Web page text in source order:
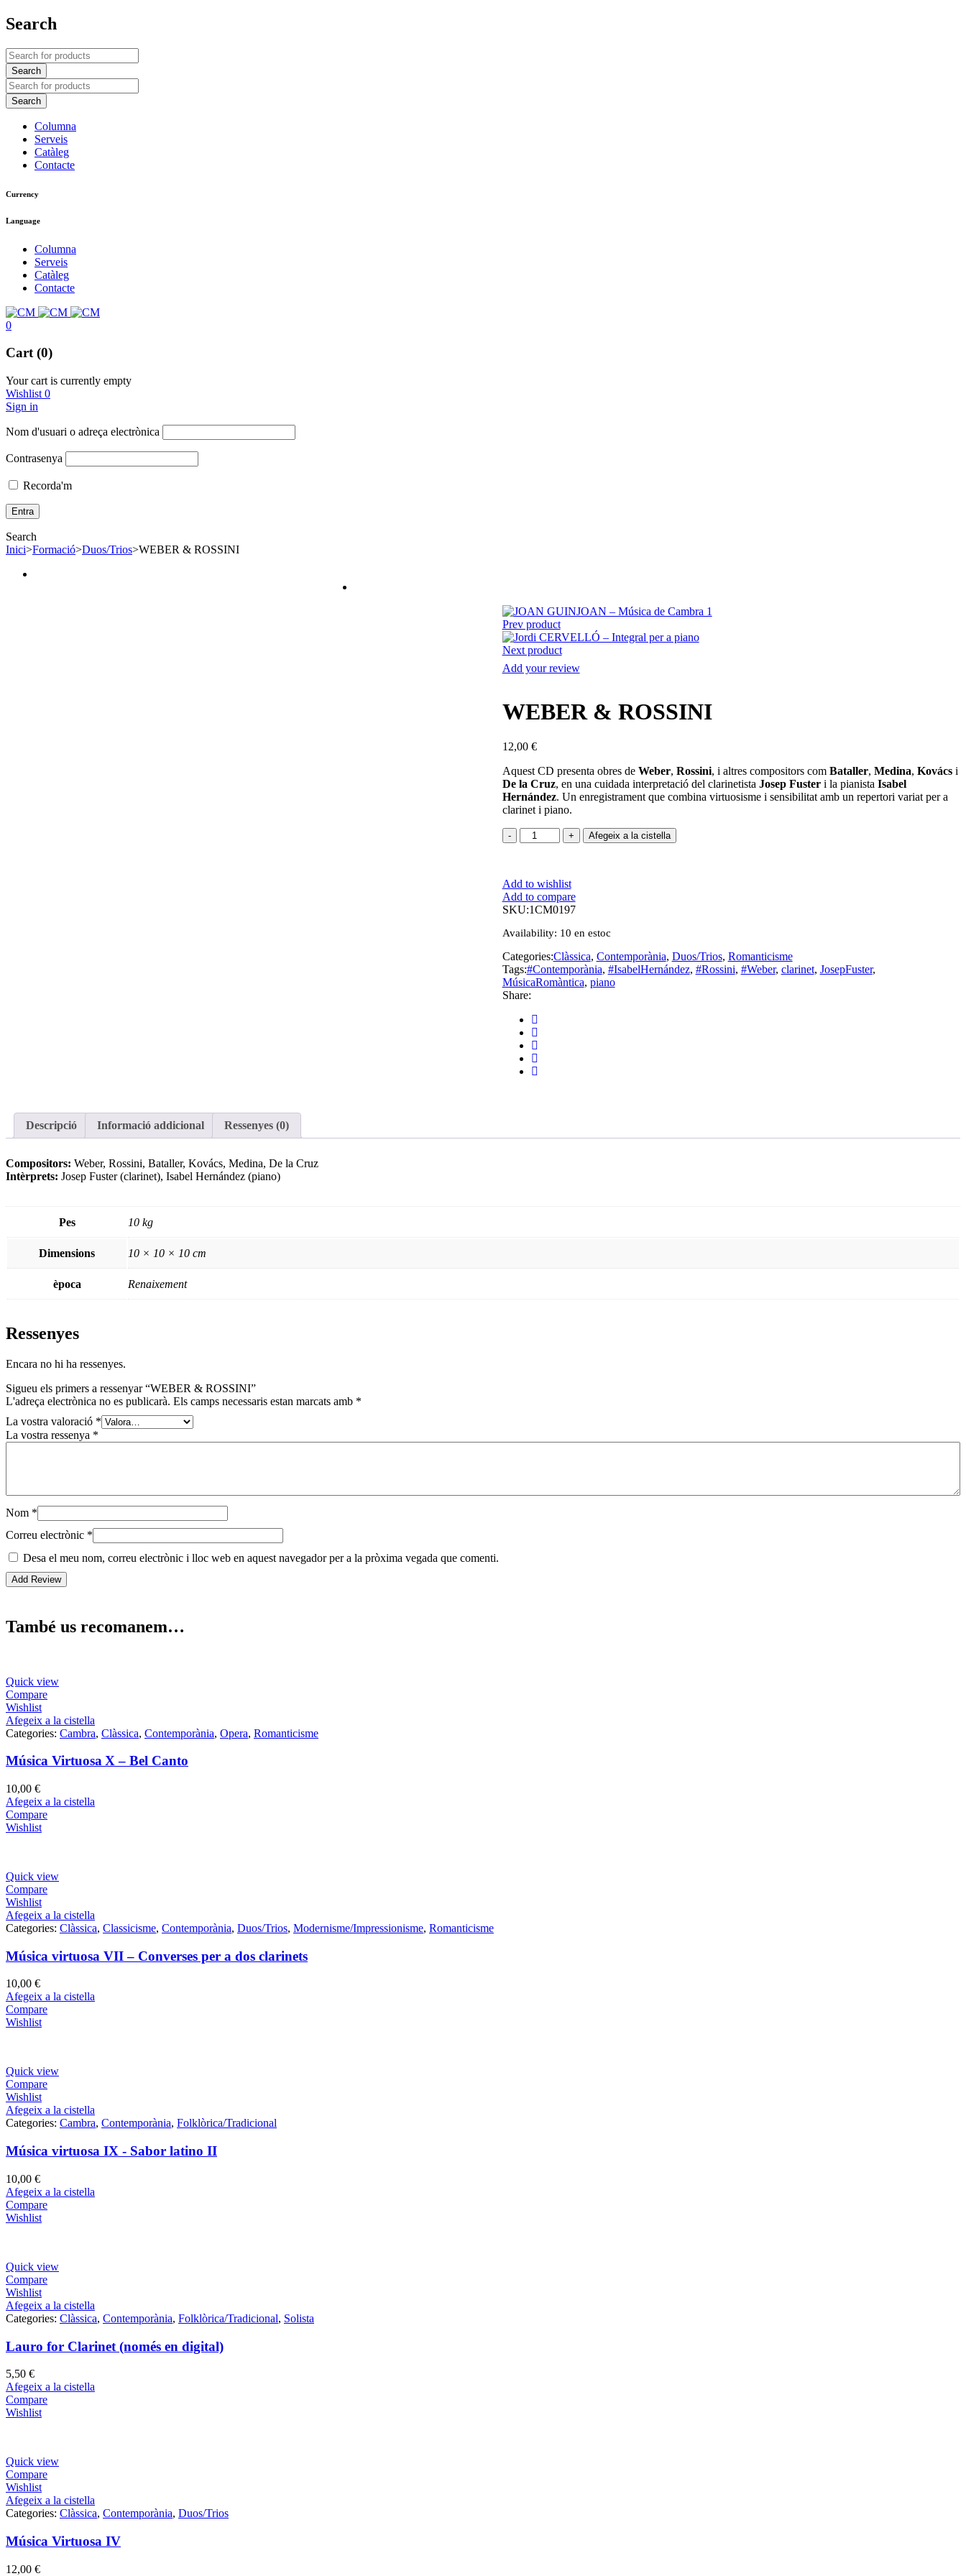
Search
Columna
Serveis
Catàleg
Contacte
Currency
Language
Columna
Serveis
Catàleg
Contacte
0
Cart (0)
Your cart is currently empty
Wishlist 0
Sign in
Nom d'usuari o adreça electrònica
Contrasenya
Recorda'm
Search
Inici>Formació>Duos/Trios>WEBER & ROSSINI
Prev product
Next product
Add your review
WEBER & ROSSINI
12,00 €
Aquest CD presenta obres de Weber, Rossini, i altres compositors com Bataller, Medina, Kovácsi
De la Cruz, en una cuidada interpretació del clarinetista Josep Fusteri la pianista Isabel
Hernández. Un enregistrament que combina virtuosisme i sensibilitat amb un repertori variat per a
clarinet i piano.
quantitat
de
ROSSINI
Afegeix a la cistella
Add to wishlist
Add to compare
SKU:1CM0197
Availability: 10 en estoc
Categories:Clàssica, Contemporània, Duos/Trios, Romanticisme
Tags:#Contemporània, #IsabelHernández, #Rossini, #Weber, clarinet, JosepFuster,
MúsicaRomàntica, piano
Share:
Descripció Informació addicional Ressenyes (0)
Compositors: Weber, Rossini, Bataller, Kovács, Medina, De la Cruz
Intèrprets: Josep Fuster (clarinet), Isabel Hernández (piano)
Pes 10 kg
Dimensions 10 × 10 × 10 cm
època Renaixement
Ressenyes
Encara no hi ha ressenyes.
Sigueu els primers a ressenyar “WEBER & ROSSINI”
L'adreça electrònica no es publicarà. Els camps necessaris estan marcats amb *
La vostra valoració *
La vostra ressenya *
Nom *
Correu electrònic *
Desa el meu nom, correu electrònic i lloc web en aquest navegador per a la pròxima vegada que comenti.
També us recomanem…
Quick view
Compare
Wishlist
Afegeix a la cistella
Categories: Cambra, Clàssica, Contemporània, Opera, Romanticisme
Música Virtuosa X – Bel Canto
10,00 €
Afegeix a la cistella
Compare
Wishlist
Quick view
Compare
Wishlist
Afegeix a la cistella
Categories: Clàssica, Classicisme, Contemporània, Duos/Trios, Modernisme/Impressionisme, Romanticisme
Música virtuosa VII – Converses per a dos clarinets
10,00 €
Afegeix a la cistella
Compare
Wishlist
Quick view
Compare
Wishlist
Afegeix a la cistella
Categories: Cambra, Contemporània, Folklòrica/Tradicional
Música virtuosa IX - Sabor latino II
10,00 €
Afegeix a la cistella
Compare
Wishlist
Quick view
Compare
Wishlist
Afegeix a la cistella
Categories: Clàssica, Contemporània, Folklòrica/Tradicional, Solista
Lauro for Clarinet (només en digital)
5,50 €
Afegeix a la cistella
Compare
Wishlist
Quick view
Compare
Wishlist
Afegeix a la cistella
Categories: Clàssica, Contemporània, Duos/Trios
Música Virtuosa IV
12,00 €